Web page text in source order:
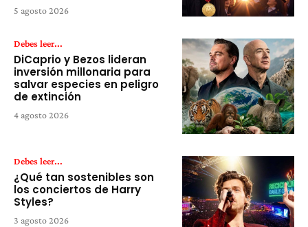
5 agosto 2026
Debes leer...
DiCaprio y Bezos lideran
inversión millonaria para
salvar especies en peligro
de extinción
4 agosto 2026
Debes leer...
¿Qué tan sostenibles son
los conciertos de Harry
Styles?
3 agosto 2026